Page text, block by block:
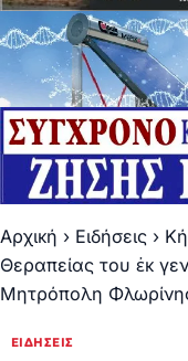
Αρχική › Ειδήσεις ›
Θεραπείας του ἐκ
Μητρόπολη
ΕΙΔΉΣΕΙΣ